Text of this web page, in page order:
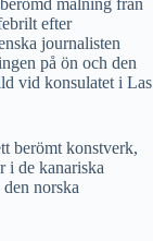
målning från
efter
journalisten
på ön och den
vid konsulatet i Las
berömt konstverk,
i de kanariska
norska